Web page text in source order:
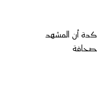
أن المشهد